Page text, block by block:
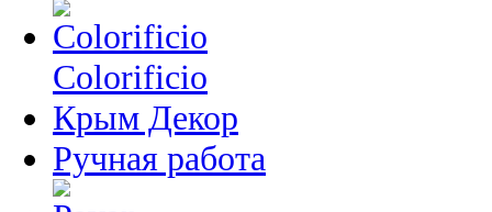
Colorificio
Крым Декор
Ручная работа